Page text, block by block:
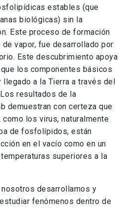
estables (que
biológicas) sin la
Este proceso de formación
vapor, fue desarrollado por
Este descubrimiento apoya
los componentes básicos
llegado a la Tierra a través del
resultados de la
demuestran con certeza que
los virus, naturalmente
de fosfolípidos, están
en el vacío como en un
superiores a la
desarrollamos y
fenómenos dentro de